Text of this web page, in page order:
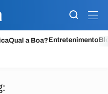
Qual a Boa?Entretenimento